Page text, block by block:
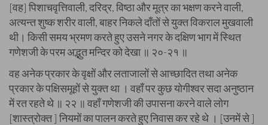
[वह] पिशाचवृत्तिवाली, दरिद्र, विष्ठा और मूत्र का भक्षण करने वाली,
अत्यन्त शुष्क शरीर वाली, बाहर निकले दाँतों से युक्त विकराल मुखवाली
थी। किसी समय भ्रमण करते हुए उसने नगर के दक्षिण भाग में स्थित
गणेशजी के परम अद्भुत मन्दिर को देखा ॥ २०-२१ ॥
वह अनेक प्रकार के वृक्षों और लताजालों से आच्छादित तथा अनेक
प्रकार के पक्षिसमूहों से युक्त था । वहाँ पर कुछ योगीश्वर सदा अनुष्ठान
में रत रहते थे ॥ २२ ॥ वहाँ गणेशजी की उपासना करने वाले लोग
[शास्त्रोक्त ] नियमों का पालन करते हुए निवास कर रहे थे । [उनमें से ]